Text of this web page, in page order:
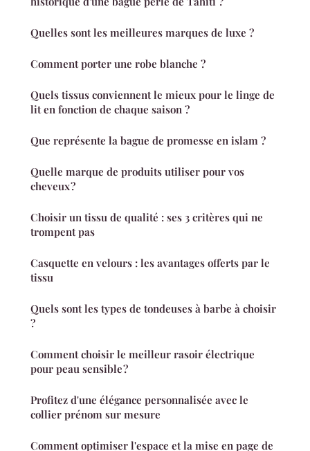
Quelles sont les meilleures marques de luxe ?
Comment porter une robe blanche ?
Quels tissus conviennent le mieux pour le linge de
lit en fonction de chaque saison ?
Que représente la bague de promesse en islam ?
Quelle marque de produits utiliser pour vos
cheveux ?
Choisir un tissu de qualité : ses 3 critères qui ne
trompent pas
Casquette en velours : les avantages offerts par le
tissu
Quels sont les types de tondeuses à barbe à choisir
?
Comment choisir le meilleur rasoir électrique
pour peau sensible ?
Profitez d'une élégance personnalisée avec le
collier prénom sur mesure
Comment optimiser l'espace et la mise en page de